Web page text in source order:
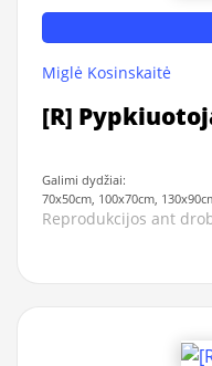
Miglė Kosinskaitė
[R]
Galimi dydžiai:
70x50cm, 100x70cm,
Reprodukcijos ant